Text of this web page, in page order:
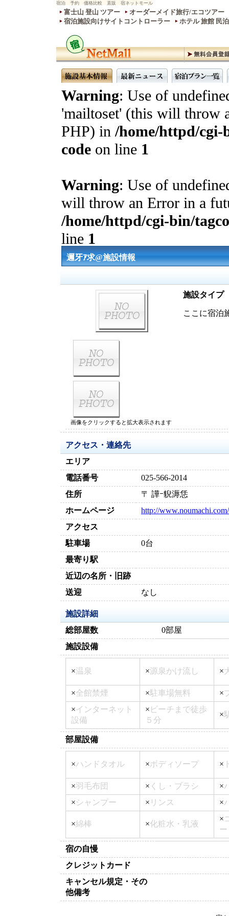
宿泊 予約 価格比較 直販 宿ネットモール
富士山 登山 ツアー
オーダーメイド旅行/エコツアー
宿泊施設向けサイトコントローラー
ホテル 旅館 民
Warning: Use of
'mailtoset' (this will throw
PHP) in/home/httpd/cgi-
code on line 1
Warning: Use of
will throw an Error in a
/home/httpd/cgi-bin/
line 1
邇牙ｱ求@施設情報
施設タイプ
ここに宿泊
画像をクリックすると拡大表示されます
アクセス・連絡先
エリア
電話番号
025-566-2014
住所
〒 譁ｰ貎溽恁
ホームページ
http://
アクセス
駐車場
0台
最寄り駅
近辺の名所・旧跡
送迎
なし
施設詳細
総部屋数
0部屋
施設設備
×温泉 ×源泉かけ流し ×
×全館禁煙 ×駐車場無料 ×
×インターネット
設備
× ビーチまで徒歩
５分
×
部屋設備
×ハンドタオル ×ボディソープ ×
×羽毛布団 × くし・ブラシ ×
×シャンプー × リンス ×
×綿棒 ×化粧水・乳液
×
ー
宿の自慢
クレジットカード
キャンセル規定・その
他備考